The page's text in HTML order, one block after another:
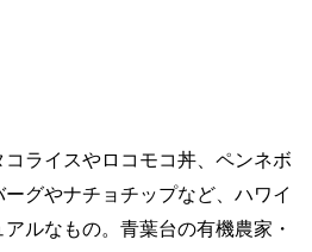
ライスやロコモコ丼、ペンネボ
グやナチョチップなど、ハワイ
ルなもの。青葉台の有機農家・